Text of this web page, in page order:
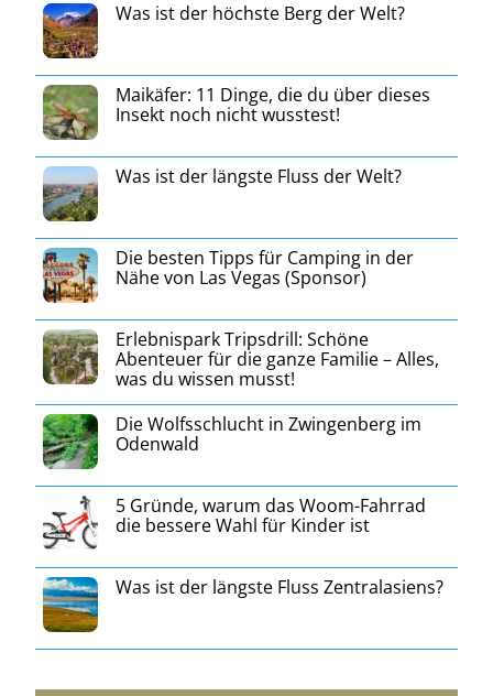
Was ist der höchste Berg der Welt?
Maikäfer: 11 Dinge, die du über dieses
Insekt noch nicht wusstest!
Was ist der längste Fluss der Welt?
Die besten Tipps für Camping in der
Nähe von Las Vegas (Sponsor)
Erlebnispark Tripsdrill: Schöne
Abenteuer für die ganze Familie – Alles,
was du wissen musst!
Die Wolfsschlucht in Zwingenberg im
Odenwald
5 Gründe, warum das Woom-Fahrrad
die bessere Wahl für Kinder ist
Was ist der längste Fluss Zentralasiens?